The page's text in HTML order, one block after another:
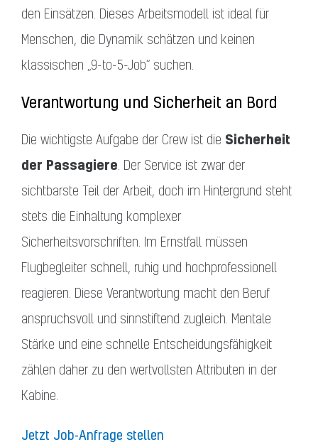
den Einsätzen. Dieses Arbeitsmodell ist ideal für
Menschen, die Dynamik schätzen und keinen
klassischen „9-to-5-Job“ suchen.
Verantwortung und Sicherheit an Bord
Die wichtigste Aufgabe der Crew ist die Sicherheit
der Passagiere . Der Service ist zwar der
sichtbarste Teil der Arbeit, doch im Hintergrund steht
stets die Einhaltung komplexer
Sicherheitsvorschriften. Im Ernstfall müssen
Flugbegleiter schnell, ruhig und hochprofessionell
reagieren. Diese Verantwortung macht den Beruf
anspruchsvoll und sinnstiftend zugleich. Mentale
Stärke und eine schnelle Entscheidungsfähigkeit
zählen daher zu den wertvollsten Attributen in der
Kabine.
Jetzt Job-Anfrage stellen